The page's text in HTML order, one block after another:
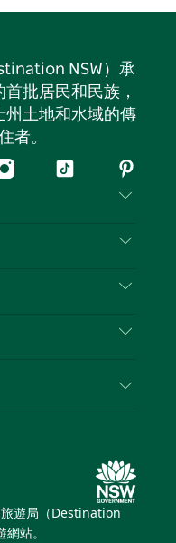
NSW）承
批居民和民族，
州土地和水域的傳
者。
Instagram
抖
NSW）媒體中
遊局（Destination
站。